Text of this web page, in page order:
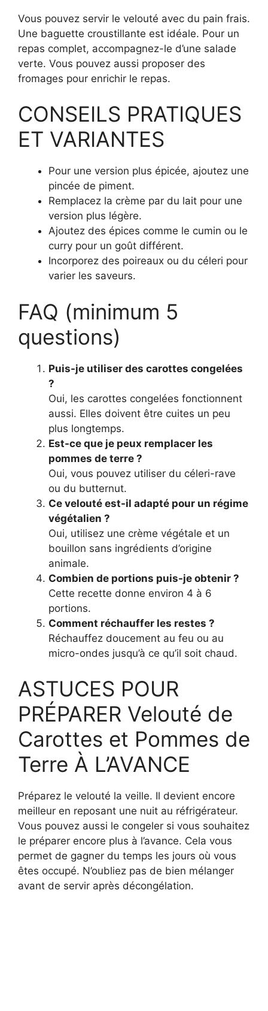
Vous pouvez servir le velouté avec du pain frais.
Une baguette croustillante est idéale. Pour un
repas complet, accompagnez-le d’une salade
verte. Vous pouvez aussi proposer des
fromages pour enrichir le repas.
CONSEILS PRATIQUES
ET VARIANTES
Pour une version plus épicée, ajoutez une
pincée de piment.
Remplacez la crème par du lait pour une
version plus légère.
Ajoutez des épices comme le cumin ou le
curry pour un goût différent.
Incorporez des poireaux ou du céleri pour
varier les saveurs.
FAQ (minimum 5
questions)
Puis-je utiliser des carottes congelées
?
Oui, les carottes congelées fonctionnent
aussi. Elles doivent être cuites un peu
plus longtemps.
Est-ce que je peux remplacer les
pommes de terre ?
Oui, vous pouvez utiliser du céleri-rave
ou du butternut.
Ce velouté est-il adapté pour un régime
végétalien ?
Oui, utilisez une crème végétale et un
bouillon sans ingrédients d’origine
animale.
Combien de portions puis-je obtenir ?
Cette recette donne environ 4 à 6
portions.
Comment réchauffer les restes ?
Réchauffez doucement au feu ou au
micro-ondes jusqu’à ce qu’il soit chaud.
ASTUCES POUR
PRÉPARER Velouté de
Carottes et Pommes de
Terre À L’AVANCE
Préparez le velouté la veille. Il devient encore
meilleur en reposant une nuit au réfrigérateur.
Vous pouvez aussi le congeler si vous souhaitez
le préparer encore plus à l’avance. Cela vous
permet de gagner du temps les jours où vous
êtes occupé. N’oubliez pas de bien mélanger
avant de servir après décongélation.